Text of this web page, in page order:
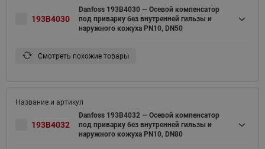
193B4030
Danfoss 193B4030 — Осевой компенсатор
под приварку без внутренней гильзы и
наружного кожуха PN10, DN50
Смотреть похожие товары
193B4032
Danfoss 193B4032 — Осевой компенсатор
под приварку без внутренней гильзы и
наружного кожуха PN10, DN80